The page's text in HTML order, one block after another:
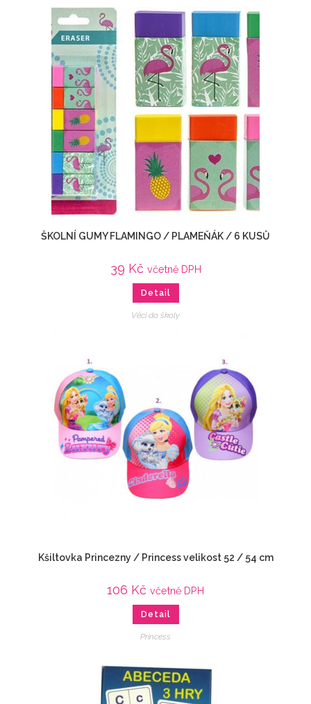
ŠKOLNÍ GUMY FLAMINGO / PLAMEŇÁK / 6 KUSŮ
39 Kč včetně DPH
Detail
Věci do školy
Kšiltovka Princezny / Princess velikost 52 / 54 cm
106 Kč včetně DPH
Detail
Princess